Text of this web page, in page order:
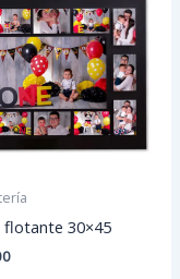
flotante 30×45